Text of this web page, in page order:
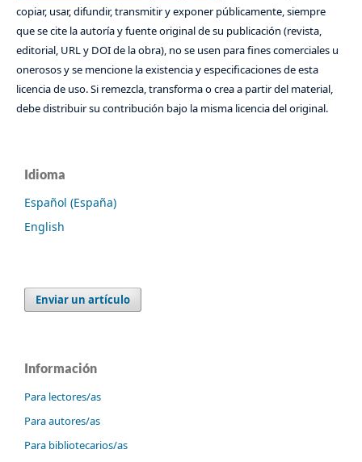
copiar, usar, difundir, transmitir y exponer públicamente, siempre
que se cite la autoría y fuente original de su publicación (revista,
editorial, URL y DOI de la obra), no se usen para fines comerciales u
onerosos y se mencione la existencia y especificaciones de esta
licencia de uso. Si remezcla, transforma o crea a partir del material,
debe distribuir su contribución bajo la misma licencia del original.
Idioma
Español (España)
English
Enviar un artículo
Información
Para lectores/as
Para autores/as
Para bibliotecarios/as